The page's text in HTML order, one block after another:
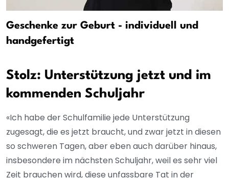
Geschenke zur Geburt - individuell und
handgefertigt
Stolz: Unterstützung jetzt und im
kommenden Schuljahr
«Ich habe der Schulfamilie jede Unterstützung
zugesagt, die es jetzt braucht, und zwar jetzt in diesen
so schweren Tagen, aber eben auch darüber hinaus,
insbesondere im nächsten Schuljahr, weil es sehr viel
Zeit brauchen wird, diese unfassbare Tat in der